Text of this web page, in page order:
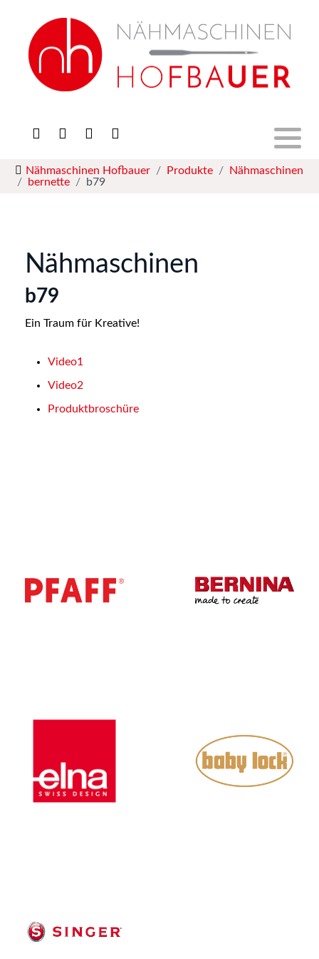
Nähmaschinen Hofbauer Produkte
Nähmaschinen
bernette
b79
Nähmaschinen
b79
Ein Traum für Kreative!
Video1
Video2
Produktbroschüre
Stickmaschinen
Overlocks
Quiltmaschinen
Bügelsysteme
Zubehör